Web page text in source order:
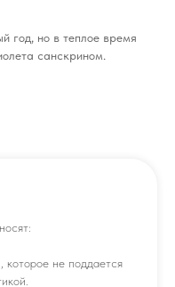
год, но в теплое время
санскрином.
которое не поддается